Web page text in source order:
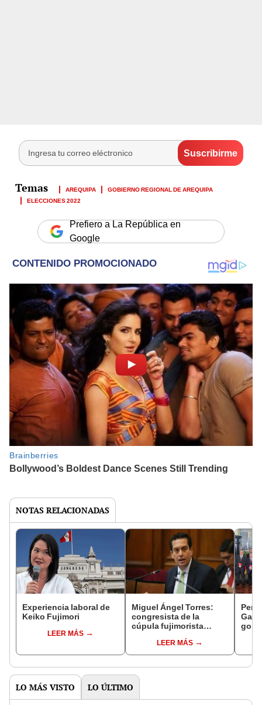
AREQUIPA
GOBIERNO REGIONAL DE AREQUIPA
ELECCIONES 2022
Prefiero a La República en
Google
NOTAS RELACIONADAS
Experiencia laboral de
Keiko Fujimori
LEER MÁS
Miguel Ángel Torres:
congresista de la
cúpula fujimorista
del SenadoLEER MÁS
LO MÁS VISTO LO ÚLTIMO